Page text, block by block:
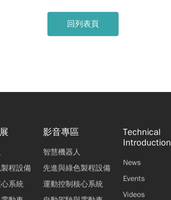
回列表頁
程設備
系統
影音專區
智慧機器人
先進與綠色製程設備
運動控制核心系統
Technical
Introduction
News
Events
Videos